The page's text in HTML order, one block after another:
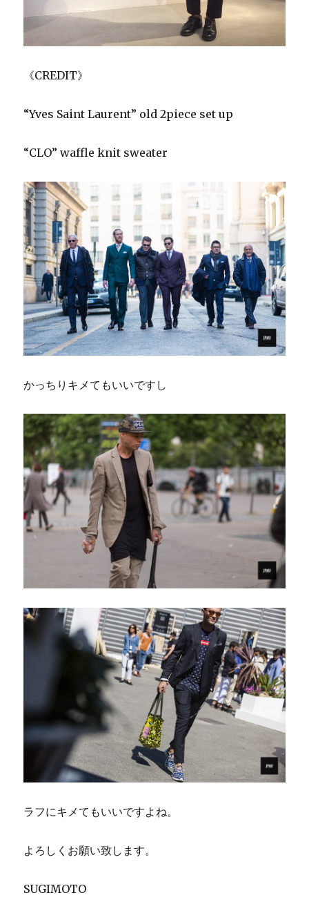
《CREDIT》
“Yves Saint Laurent” old 2piece set up
“CLO” waffle knit sweater
かっちりキメてもいいですし
ラフにキメてもいいですよね。
よろしくお願い致します。
SUGIMOTO